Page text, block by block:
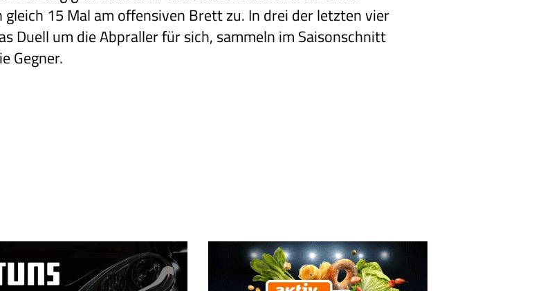
15 Mal am offensiven Brett zu. In drei der letzten vier
Duell um die Abpraller für sich, sammeln im Saisonschnitt
Gegner.